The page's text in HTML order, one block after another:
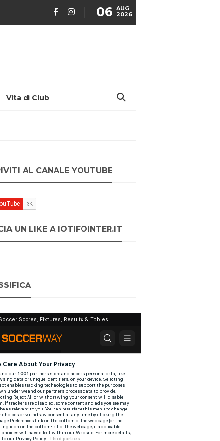
06 AUG
2026
Vita di Club
AL CANALE YOUTUBE
UN LIKE A IOTIFOINTER.IT